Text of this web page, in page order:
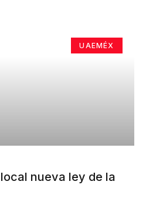
UAEMÉX
nueva ley de la